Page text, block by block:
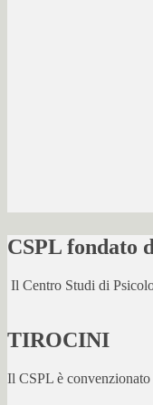
CSPL fondato
Il Centro Studi di
TIROCINI
Il CSPL è